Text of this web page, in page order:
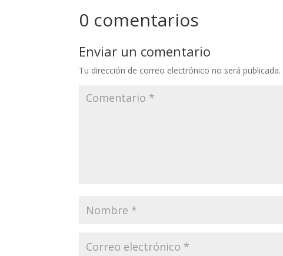
0 comentarios
Enviar un comentario
Tu dirección de correo electrónico no será publicada.